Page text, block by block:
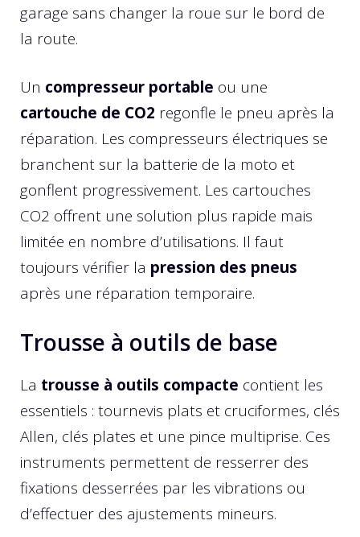
garage sans changer la roue sur le bord de
la route.
Un compresseur portable ou une
cartouche de CO2 regonfle le pneu après la
réparation. Les compresseurs électriques se
branchent sur la batterie de la moto et
gonflent progressivement. Les cartouches
CO2 offrent une solution plus rapide mais
limitée en nombre d’utilisations. Il faut
toujours vérifier la pression des pneus
après une réparation temporaire.
Trousse à outils de base
La trousse à outils compacte contient les
essentiels : tournevis plats et cruciformes, clés
Allen, clés plates et une pince multiprise. Ces
instruments permettent de resserrer des
fixations desserrées par les vibrations ou
d’effectuer des ajustements mineurs.